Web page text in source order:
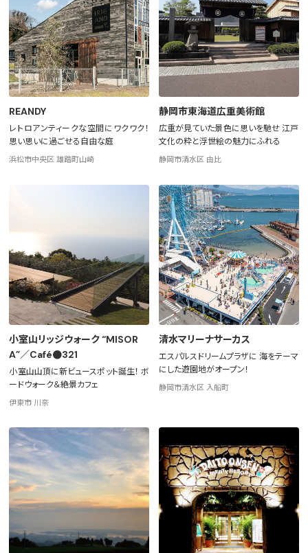
REANDY
レトロアンティークな空間にワクワク！
思い思いに過ごせる自由な庭
浜松市中央区 雄踏町山崎
静岡市東海道広重美術館
広重が見ていた景色に思いを馳せ 江戸
文化の粋と浮世絵の魅力にふれる
静岡市清水区 由比
小室山リッジウォーク “MISOR
A”／Café●321
小室山山頂に新ビュースポット誕生！ ボ
ードウォーク＆絶景カフェ
伊東市 川奈
清水マリーナサーカス
エスパルスドリームプラザに 海をテーマ
にした遊園地がオープン！
静岡市清水区 入船町